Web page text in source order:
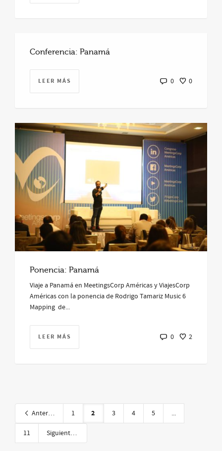
Conferencia: Panamá
LEER MÁS 0 0
Ponencia: Panamá
Viaje a Panamá en MeetingsCorp Américas y ViajesCorp
Américas con la ponencia de Rodrigo Tamariz Music 6
Mapping de...
LEER MÁS 0 2
Anterior 1 2 3 4 5 ...
11 Siguiente